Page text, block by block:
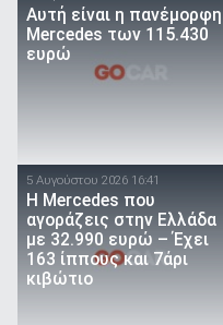
Αυτή είναι η πανέμορφη
Mercedes των 115.430
ευρώ
5 Αυγούστου 2026 16:41
Η Mercedes που
αγοράζεις στην Ελλάδα
με 32.990 ευρώ – Έχει
163 ίππους και 7άρι
κιβώτιο